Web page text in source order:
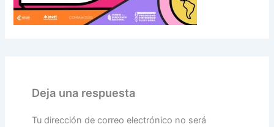
Deja una respuesta
Tu dirección de correo electrónico no será